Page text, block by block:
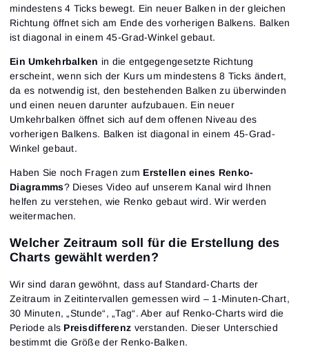
mindestens 4 Ticks bewegt. Ein neuer Balken in der gleichen
Richtung öffnet sich am Ende des vorherigen Balkens. Balken
ist diagonal in einem 45-Grad-Winkel gebaut.
Ein Umkehrbalken in die entgegengesetzte Richtung
erscheint, wenn sich der Kurs um mindestens 8 Ticks ändert,
da es notwendig ist, den bestehenden Balken zu überwinden
und einen neuen darunter aufzubauen. Ein neuer
Umkehrbalken öffnet sich auf dem offenen Niveau des
vorherigen Balkens. Balken ist diagonal in einem 45-Grad-
Winkel gebaut.
Haben Sie noch Fragen zum Erstellen eines Renko-
Diagramms? Dieses Video auf unserem Kanal wird Ihnen
helfen zu verstehen, wie Renko gebaut wird. Wir werden
weitermachen.
Welcher Zeitraum soll für die Erstellung des
Charts gewählt werden?
Wir sind daran gewöhnt, dass auf Standard-Charts der
Zeitraum in Zeitintervallen gemessen wird – 1-Minuten-Chart,
30 Minuten, „Stunde“, „Tag“. Aber auf Renko-Charts wird die
Periode als Preisdifferenz verstanden. Dieser Unterschied
bestimmt die Größe der Renko-Balken.